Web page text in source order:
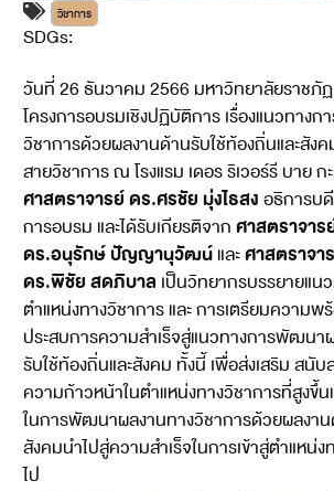
วิชาการ
SDGs:
วันที่ 26 ธันวาคม 2566 มหาวิทยาลัยราชภัฏ
โครงการอบรมเชิงปฏิบัติการ เรื่องแนวทางก
วิชาการด้วยผลงานด้านรับใช้ท้องถิ่นและสัง
สายวิชาการ ณ โรงแรม เดอร ริเวอร์รี บาย ก
ศาสตราจารย์ ดร.ศรชัย มุ่งไธสงอธิการบ
การอบรม และได้รับเกียรติจากศาสตราจา
ดร.อนุรักษ์ ปัญญานุวัฒน์และศาสตราจา
ดร.พิชัย สดภิบาล เป็นวิทยากรบรรยายแน
ตำแหน่งทางวิชาการ และ การเตรียมความ
ประสบการความสำเร็จสู่แนวทางการพัฒนา
รับใช้ท้องถิ่นและสังคม ทั้งนี้ เพื่อส่งเสริม สนั
ความก้าวหน้าในตำแหน่งทางวิชาการที่สูงขึ้น
ในการพัฒนาผลงานทางวิชาการด้วยผลงาน
สังคมนำไปสู่ความสำเร็จในการเข้าสู่ตำแหน่
ไป